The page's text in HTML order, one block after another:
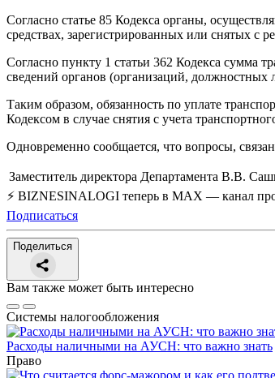
Согласно статье 85 Кодекса органы,
средствах, зарегистрированных или снятых с
Согласно пункту 1 статьи 362 Кодекса сумма
сведений органов (организаций, должностных
Таким образом, обязанность по уплате
Кодексом в случае снятия с учета
Одновременно сообщается, что вопросы,
Заместитель директора Департамента В.В.
⚡ BIZNESINALOGI теперь в MAX — канал
Подписаться
Поделиться
Вам также может быть интересно
Системы налогообложения
Расходы наличными на АУСН: что важно знать
Право